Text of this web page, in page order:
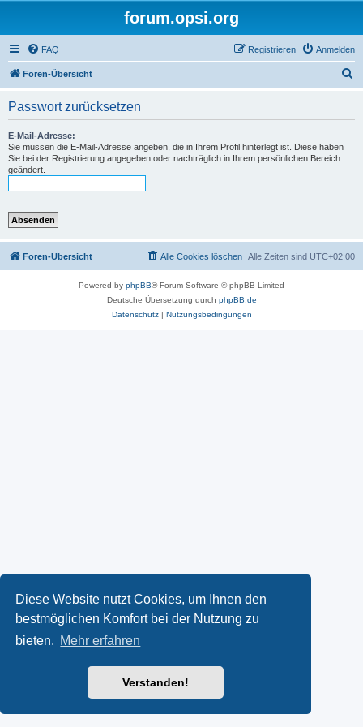
Diese Website nutzt Cookies, um Ihnen den
bestmöglichen Komfort bei der Nutzung zu
bieten. Mehr erfahren
Verstanden!
forum.opsi.org
FAQ Anmelden
Registrieren
Foren-Übersicht
Passwort zurücksetzen
E-Mail-Adresse:
Sie müssen die E-Mail-Adresse angeben, die in Ihrem Profil hinterlegt ist. Diese haben
Sie bei der Registrierung angegeben oder nachträglich in Ihrem persönlichen Bereich
geändert.
Foren-Übersicht Alle Zeiten sind UTC+02:00
Alle Cookies löschen
Powered by phpBB® Forum Software © phpBB Limited
Deutsche Übersetzung durch phpBB.de
Datenschutz| Nutzungsbedingungen